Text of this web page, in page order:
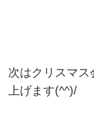
次はクリスマ
上げます(^^)/